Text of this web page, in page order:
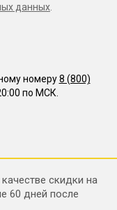
данных
номеру8 (800)
по МСК.
скидки на
60 дней после